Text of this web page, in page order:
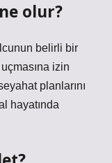
olur?
belirli bir
izin
planlarını
hayatında